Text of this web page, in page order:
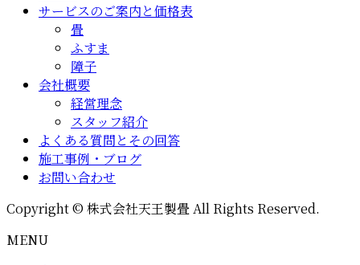
サービスのご案内と価格表
畳
ふすま
障子
会社概要
経営理念
スタッフ紹介
よくある質問とその回答
施工事例・ブログ
お問い合わせ
Copyright © 株式会社天王製畳 All Rights Reserved.
MENU